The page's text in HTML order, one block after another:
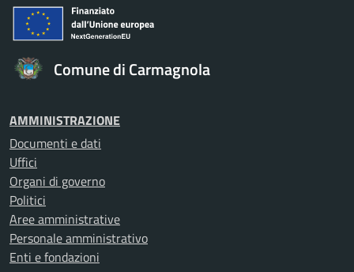
Comune di Carmagnola
AMMINISTRAZIONE
Documenti e dati
Uffici
Organi di governo
Politici
Aree amministrative
Personale amministrativo
Enti e fondazioni